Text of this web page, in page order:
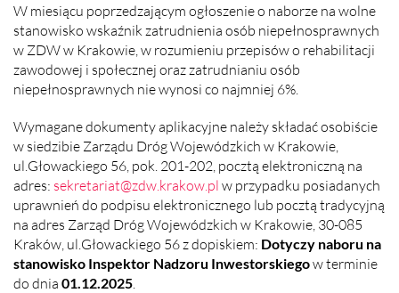
W miesiącu poprzedzającym ogłoszenie o naborze na wolne
stanowisko wskaźnik zatrudnienia osób niepełnosprawnych
w ZDW w Krakowie, w rozumieniu przepisów o rehabilitacji
zawodowej i społecznej oraz zatrudnianiu osób
niepełnosprawnych nie wynosi co najmniej 6%.
Wymagane dokumenty aplikacyjne należy składać osobiście
w siedzibie Zarządu Dróg Wojewódzkich w Krakowie,
ul.Głowackiego 56, pok. 201-202, pocztą elektroniczną na
adres: sekretariat@zdw.krakow.pl w przypadku posiadanych
uprawnień do podpisu elektronicznego lub pocztą tradycyjną
na adres Zarząd Dróg Wojewódzkich w Krakowie, 30-085
Kraków, ul.Głowackiego 56 z dopiskiem: Dotyczy naboru na
stanowisko Inspektor Nadzoru Inwestorskiegow terminie
do dnia 01.12.2025